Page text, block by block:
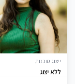
ייצוג סוכנות
ללא יצוג